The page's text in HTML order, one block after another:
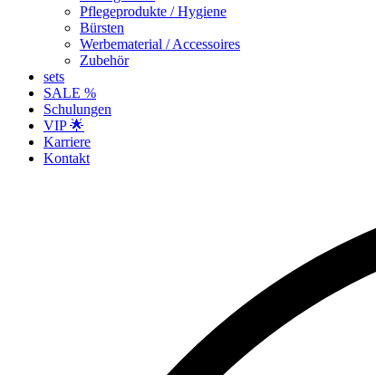
Pflegeprodukte / Hygiene
Bürsten
Werbematerial / Accessoires
Zubehör
sets
SALE %
Schulungen
VIP 🌟
Karriere
Kontakt